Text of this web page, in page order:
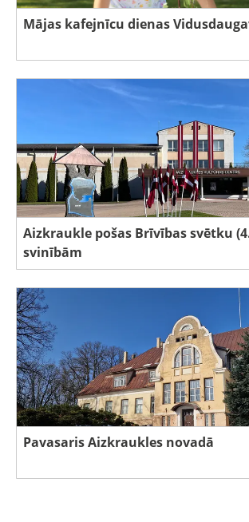
Mājas kafejnīcu dienas
Aizkraukle pošas Brīvības svētku
svinībām
Pavasaris Aizkraukles novadā